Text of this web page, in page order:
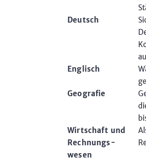
Deutsch
Englisch
Geografie
Wirtschaft und
Rechnungs-
wesen